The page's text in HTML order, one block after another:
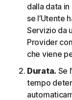
dalla data in
se l’Utente
Servizio da
Provider
che viene
Durata. Se
tempo